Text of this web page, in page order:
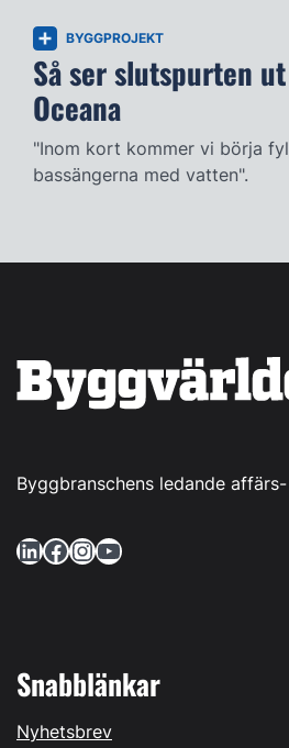
BYGGPROJEKT
Så ser slutspurten
Oceana
"Inom kort kommer vi börja
bassängerna med vatten".
Byggbranschens ledande
LinkedIn Facebook InstagramYouTube
Snabblänkar
Nyhetsbrev